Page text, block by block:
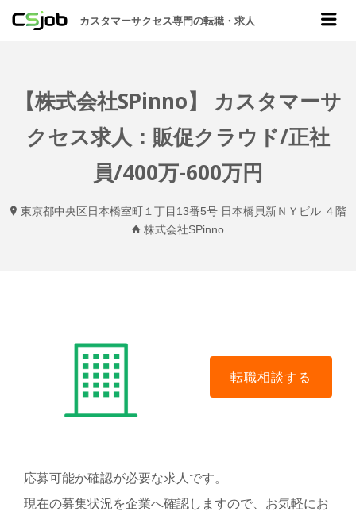
CSJOB
カスタマーサクセス専門の転職・求人
【株式会社SPinno】 カスタマーサ
クセス求人：販促クラウド/正社
員/400万-600万円
東京都中央区日本橋室町１丁目13番5号 日本橋貝新ＮＹビル ４階
株式会社SPinno
応募可能か確認が必要な求人です。
現在の募集状況を企業へ確認しますので、お気軽にお